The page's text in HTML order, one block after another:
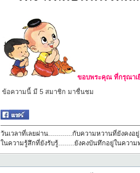
ขอบพระคุณ ที่กรุณาเ
ข้อความนี้ มี 5 สมาชิก มาชื่นชม
วันเวลาที่เลยผ่าน............กับความหวานที่ยังคงอยู่
ในความรู้สึกที่ยังรับรู้........ยังคงบันทึกอยู่ในความ